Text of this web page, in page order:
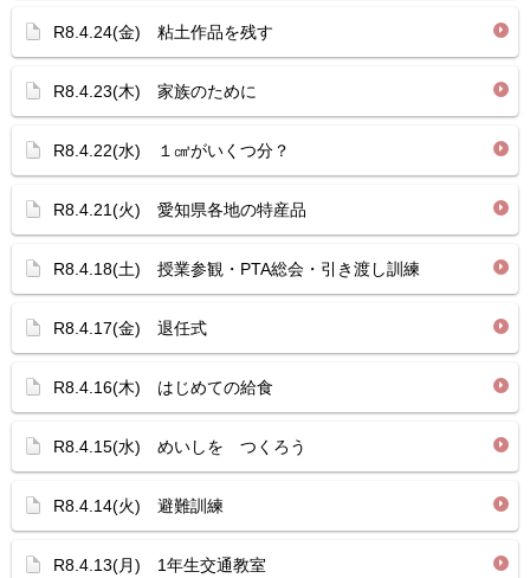
R8.4.24(金) 粘土作品を残す
R8.4.23(木) 家族のために
R8.4.22(水) １㎤がいくつ分？
R8.4.21(火) 愛知県各地の特産品
R8.4.18(土) 授業参観・PTA総会・引き渡し訓練
R8.4.17(金) 退任式
R8.4.16(木) はじめての給食
R8.4.15(水) めいしを つくろう
R8.4.14(火) 避難訓練
R8.4.13(月) 1年生交通教室